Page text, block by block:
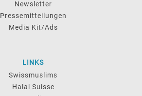
Newsletter
Pressemitteilungen
Media Kit/Ads
LINKS
Swissmuslims
Halal Suisse